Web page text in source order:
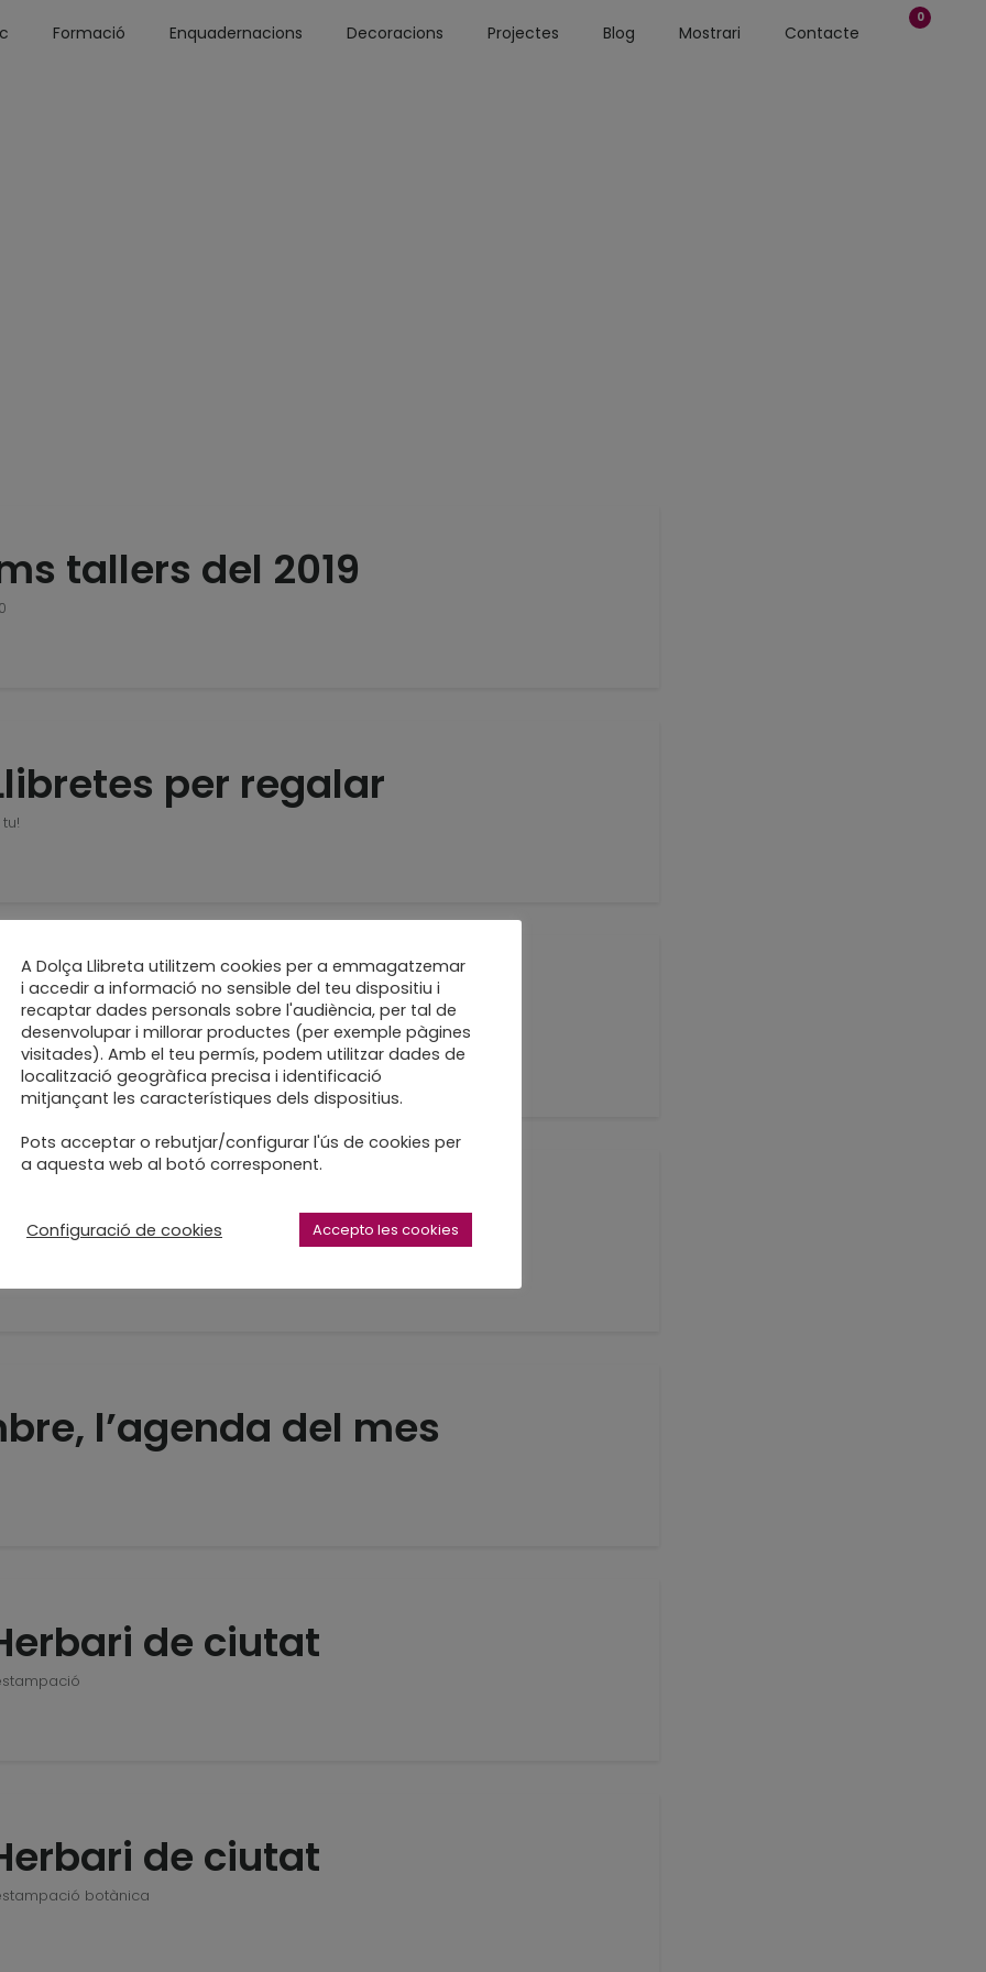
0
Formació Enquadernacions Decoracions Projectes Blog Mostrari Contacte
tallers del 2019
per regalar
els tallers de Nadal
que fa fort 2019
l’agenda del mes
de ciutat
de ciutat
botànica
A Dolça Llibreta utilitzem cookies per a emmagatzemar
i accedir a informació no sensible del teu dispositiu i
recaptar dades personals sobre l'audiència, per tal de
desenvolupar i millorar productes (per exemple pàgines
visitades). Amb el teu permís, podem utilitzar dades de
localització geogràfica precisa i identificació
mitjançant les característiques dels dispositius.
Pots acceptar o rebutjar/configurar l'ús de cookies per
a aquesta web al botó corresponent.
Configuració de cookies Accepto les cookies